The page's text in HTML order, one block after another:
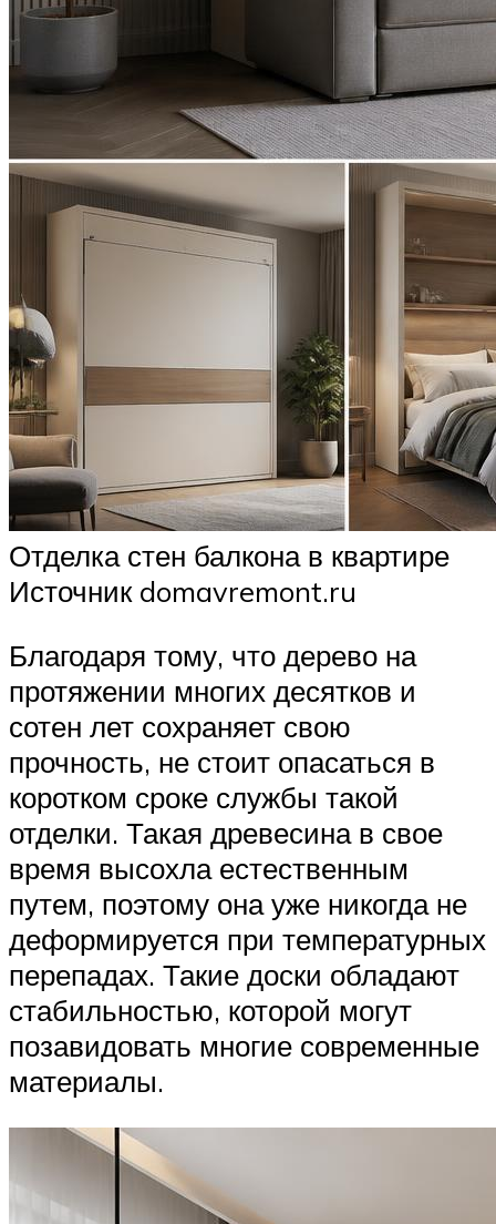
Отделка стен балкона в квартире
Источник domavremont.ru
Благодаря тому, что дерево на
протяжении многих десятков и
сотен лет сохраняет свою
прочность, не стоит опасаться в
коротком сроке службы такой
отделки. Такая древесина в свое
время высохла естественным
путем, поэтому она уже никогда не
деформируется при температурных
перепадах. Такие доски обладают
стабильностью, которой могут
позавидовать многие современные
материалы.